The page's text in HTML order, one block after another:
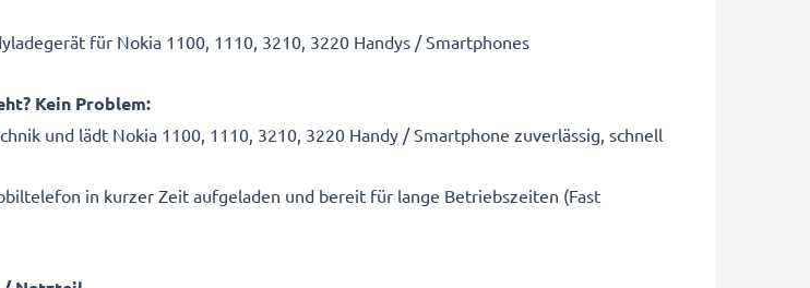
für Nokia 1100, 1110, 3210, 3220 Handys / Smartphones
Kein Problem:
und lädt Nokia 1100, 1110, 3210, 3220 Handy / Smartphone zuverlässig, schnell
in kurzer Zeit aufgeladen und bereit für lange Betriebszeiten (Fast